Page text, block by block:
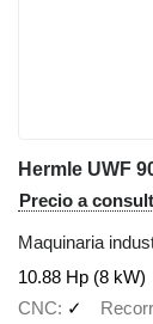
Hermle UWF
Precio a
Maquinaria
10.88 Hp (8 kW)
CNC
✓